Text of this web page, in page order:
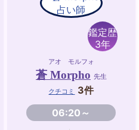
鑑定歴
3年
アオ モルフォ
蒼 Morpho 先生
クチコミ
3件
06:20～